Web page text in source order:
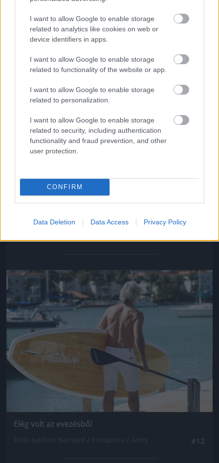
I want to allow Google to enable storage
related to analytics like cookies on web or
device identifiers in apps.
I want to allow Google to enable storage
related to functionality of the website or app.
I want to allow Google to enable storage
related to personalization.
I want to allow Google to enable storage
related to security, including authentication
functionality and fraud prevention, and other
user protection.
CONFIRM
Data Deletion Data Access Privacy Policy
Barátai is vannak
Fotó: Neilson Barnard / Europress / Getty
Jön még kép!
Méghozzá elég sokan
Jön még kép!
Elég volt az evezésből